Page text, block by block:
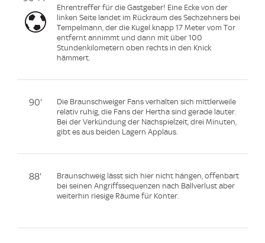
Ehrentreffer für die Gastgeber! Eine Ecke von der
linken Seite landet im Rückraum des Sechzehners bei
Tempelmann, der die Kugel knapp 17 Meter vom Tor
entfernt annimmt und dann mit über 100
Stundenkilometern oben rechts in den Knick
hämmert.
90'
Die Braunschweiger Fans verhalten sich mittlerweile
relativ ruhig, die Fans der Hertha sind gerade lauter.
Bei der Verkündung der Nachspielzeit, drei Minuten,
gibt es aus beiden Lagern Applaus.
88'
Braunschweig lässt sich hier nicht hängen, offenbart
bei seinen Angriffssequenzen nach Ballverlust aber
weiterhin riesige Räume für Konter.